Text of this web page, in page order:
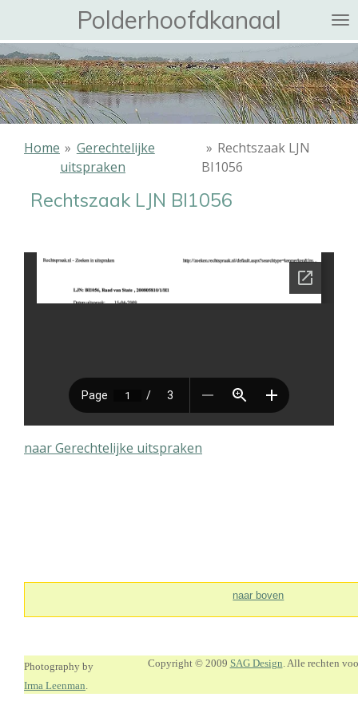
naar
de
hoofdinhoud
Polderhoofdkanaal
Home » Gerechtelijke
uitspraken
» Rechtszaak LJN
BI1056
Rechtszaak LJN BI1056
naar Gerechtelijke uitspraken
naar boven
Photography by
Irma Leenman
Copyright © 2009 SAG Design . Alle rechten